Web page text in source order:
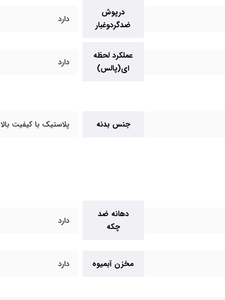
درپوش
ضدگردوغبار
دارد
عملکرد لحظه
ای(پالس)
دارد
جنس بدنه پلاستیک با کیفیت بالا
دهانه ضد
چکه
دارد
مخزن آبمیوه دارد